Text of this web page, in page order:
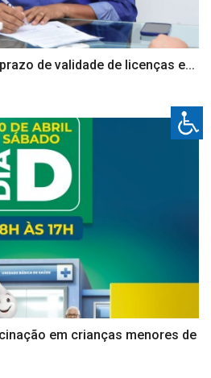
de validade de licenças e...
em crianças menores de